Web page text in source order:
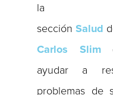
la
secciónSalud
Carlos Slim
ayudar a
problemas de